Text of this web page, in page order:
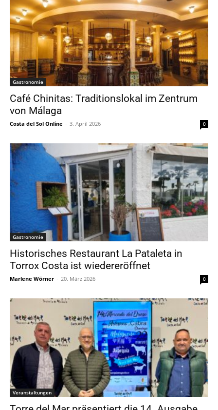
Gastronomie
Café Chinitas: Traditionslokal im Zentrum
von Málaga
Costa del Sol Online - 3. April 2026 0
Gastronomie
Historisches Restaurant La Pataleta in
Torrox Costa ist wiedereröffnet
Marlene Wörner - 20. März 2026 0
Veranstaltungen